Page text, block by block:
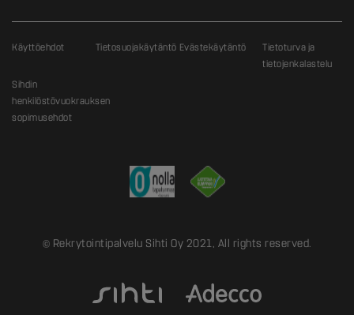
Käyttöehdot Tietosuojakäytäntö Evästekäytäntö
Tietoturva ja
tietojenkalastelu
Sihdin
henkilöstövuokrauksen
sopimusehdot
© Rekrytointipalvelu Sihti Oy 2021, All rights reserved.